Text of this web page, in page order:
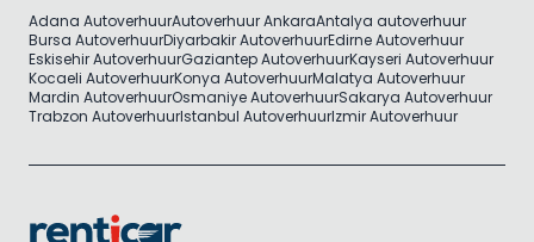
Adana AutoverhuurAutoverhuur AnkaraAntalya autoverhuur
Bursa AutoverhuurDiyarbakir AutoverhuurEdirne Autoverhuur
Eskisehir AutoverhuurGaziantep AutoverhuurKayseri Autoverhuur
Kocaeli AutoverhuurKonya AutoverhuurMalatya Autoverhuur
Mardin AutoverhuurOsmaniye AutoverhuurSakarya Autoverhuur
Trabzon AutoverhuurIstanbul AutoverhuurIzmir Autoverhuur